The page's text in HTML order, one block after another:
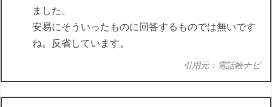
ました。
安易にそういったものに回答するものでは無いです
ね。反省しています。
引用元：電話帳ナビ